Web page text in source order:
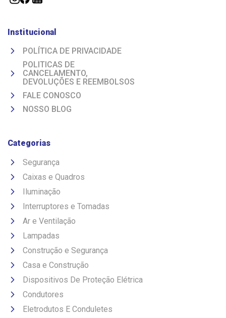
Institucional
POLÍTICA DE PRIVACIDADE
POLITICAS DE
CANCELAMENTO,
DEVOLUÇÕES E REEMBOLSOS
FALE CONOSCO
NOSSO BLOG
Categorias
Segurança
Caixas e Quadros
Iluminação
Interruptores e Tomadas
Ar e Ventilação
Lampadas
Construção e Segurança
Casa e Construção
Dispositivos De Proteção Elétrica
Condutores
Eletrodutos E Conduletes